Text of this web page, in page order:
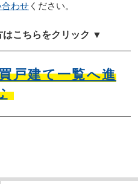
わせください。
こちらをクリック ▼
戸建て一覧へ進